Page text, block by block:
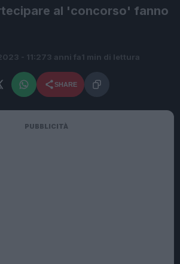
al 'concorso' fanno
- 11:273 anni fa 1 min di lettura
SHARE
PUBBLICITÀ